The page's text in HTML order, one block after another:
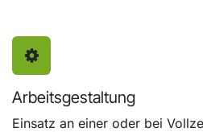
Arbeitsgestaltung
Einsatz an einer oder bei